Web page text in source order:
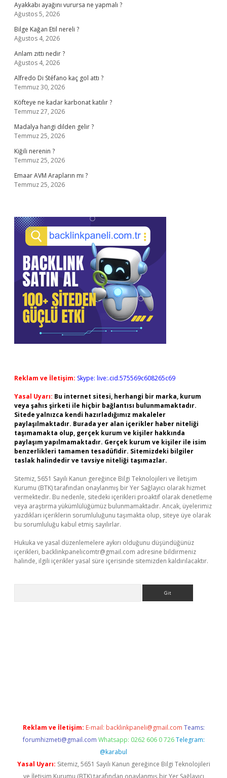
Ayakkabı ayağını vurursa ne yapmalı ?
Ağustos 5, 2026
Bilge Kağan Etil nereli ?
Ağustos 4, 2026
Anlam zıttı nedir ?
Ağustos 4, 2026
Alfredo Di Stéfano kaç gol attı ?
Temmuz 30, 2026
Köfteye ne kadar karbonat katılır ?
Temmuz 27, 2026
Madalya hangi dilden gelir ?
Temmuz 25, 2026
Kiğili nerenin ?
Temmuz 25, 2026
Emaar AVM Arapların mı ?
Temmuz 25, 2026
Reklam ve İletişim: Skype: live:.cid.575569c608265c69
Yasal Uyarı: Bu internet sitesi, herhangi bir marka, kurum
veya şahıs şirketi ile hiçbir bağlantısı bulunmamaktadır.
Sitede yalnızca kendi hazırladığımız makaleler
paylaşılmaktadır. Burada yer alan içerikler haber niteliği
taşımamakta olup, gerçek kurum ve kişiler hakkında
paylaşım yapılmamaktadır. Gerçek kurum ve kişiler ile isim
benzerlikleri tamamen tesadüfidir. Sitemizdeki bilgiler
taslak halindedir ve tavsiye niteliği taşımazlar.
Sitemiz, 5651 Sayılı Kanun gereğince Bilgi Teknolojileri ve İletişim
Kurumu (BTK) tarafından onaylanmış bir Yer Sağlayıcı olarak hizmet
vermektedir. Bu nedenle, sitedeki içerikleri proaktif olarak denetleme
veya araştırma yükümlülüğümüz bulunmamaktadır. Ancak, üyelerimiz
yazdıkları içeriklerin sorumluluğunu taşımakta olup, siteye üye olarak
bu sorumluluğu kabul etmiş sayılırlar.
Hukuka ve yasal düzenlemelere aykırı olduğunu düşündüğünüz
içerikleri, backlinkpanelicomtr@gmail.com adresine bildirmeniz
halinde, ilgili içerikler yasal süre içerisinde sitemizden kaldırılacaktır.
Reklam ve İletişim: E-mail: backlinkpaneli@gmail.com Teams:
forumhizmeti@gmail.com Whatsapp: 0262 606 0 726 Telegram:
@karabul
Yasal Uyarı: Sitemiz, 5651 Sayılı Kanun gereğince Bilgi Teknolojileri
ve İletişim Kurumu (BTK) tarafından onaylanmış bir Yer Sağlayıcı